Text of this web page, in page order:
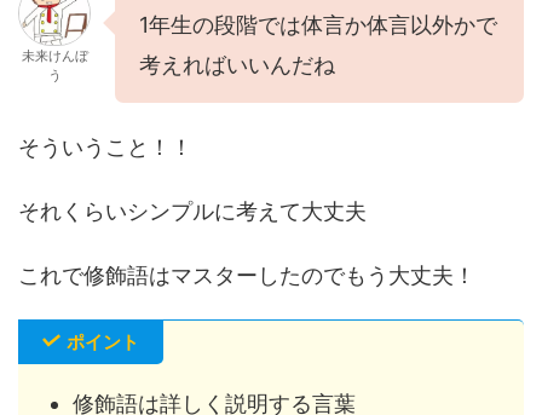
未来けんぼ
う
1年生の段階では体言か体言以外かで
考えればいいんだね
そういうこと！！
それくらいシンプルに考えて大丈夫
これで修飾語はマスターしたのでもう大丈夫！
ポイント
修飾語は詳しく説明する言葉